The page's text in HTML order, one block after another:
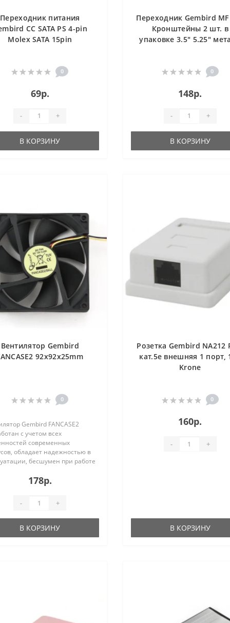
Переходник питания
CC SATA PS 4-pin
Molex SATA 15pin
0
69р.
- +
В КОРЗИНУ
Переходник Gembird
Кронштейны 2 шт. в
упаковке 3.5" 5.25"
0
148р.
- +
В КОРЗИНУ
Вентилятор Gembird
92x92x25mm
0
Gembird FANCASE2
с учетом всех
современных
обладает надежностью в
бесшумен при работе
охлаждающей
в настольном ПК.
наличие
скольжения. Габариты
длина - 92 мм, ширина - 92
178р.
- +
В КОРЗИНУ
Розетка Gembird NA212
кат.5e внешняя 1 порт,
Krone
0
160р.
- +
В КОРЗИНУ